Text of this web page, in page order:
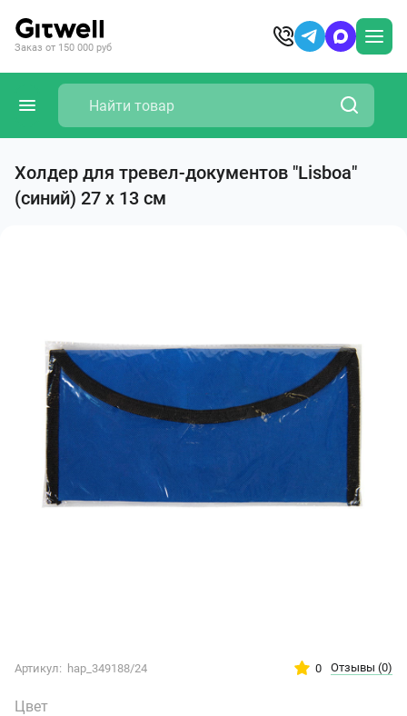
Заказ от 150 000 руб
Холдер для тревел-документов "Lisboa"
(синий) 27 x 13 см
Артикул: hap_349188/24 0 Отзывы (0)
Цвет